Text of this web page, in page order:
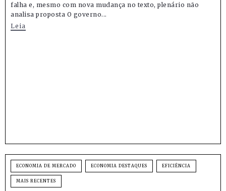
falha e, mesmo com nova mudança no texto, plenário não
analisa proposta O governo...
Leia
ECONOMIA DE MERCADO ECONOMIA DESTAQUES EFICIÊNCIA
MAIS RECENTES